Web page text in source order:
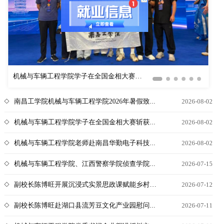
机械与车辆工程学院学子在全国金相大赛斩...
南昌工学院机械与车辆工程学院2026年暑假致... 2026-08-02
机械与车辆工程学院学子在全国金相大赛斩获... 2026-08-02
机械与车辆工程学院老师赴南昌华勤电子科技... 2026-08-02
机械与车辆工程学院、江西警察学院侦查学院... 2026-07-15
副校长陈博旺开展沉浸式实景思政课赋能乡村实践 2026-07-12
副校长陈博旺赴湖口县流芳豆文化产业园慰问... 2026-07-11